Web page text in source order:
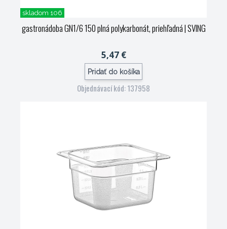
skladom 106
gastronádoba GN1/6 150 plná polykarbonát, priehľadná| SVING
5,47 €
Pridať do košíka
Objednávací kód: 137958